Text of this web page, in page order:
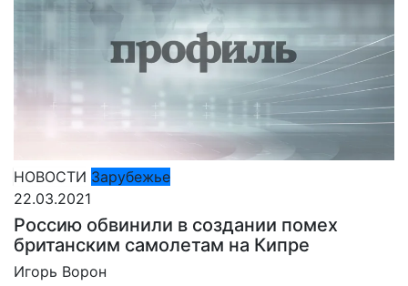
НОВОСТИ Зарубежье
22.03.2021
Россию обвинили в cоздании помех
британским самолетам на Кипре
Игорь Ворон